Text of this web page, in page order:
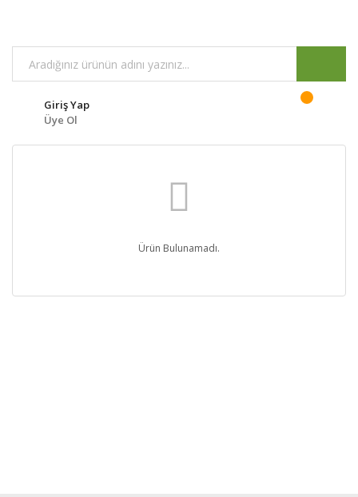
Giriş Yap
Üye Ol
Ürün Bulunamadı.